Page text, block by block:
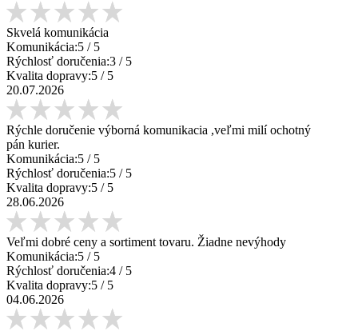
Skvelá komunikácia
Komunikácia:5 / 5
Rýchlosť doručenia:3 / 5
Kvalita dopravy:5 / 5
20.07.2026
Rýchle doručenie výborná komunikacia ,veľmi milí ochotný
pán kurier.
Komunikácia:5 / 5
Rýchlosť doručenia:5 / 5
Kvalita dopravy:5 / 5
28.06.2026
Veľmi dobré ceny a sortiment tovaru. Žiadne nevýhody
Komunikácia:5 / 5
Rýchlosť doručenia:4 / 5
Kvalita dopravy:5 / 5
04.06.2026